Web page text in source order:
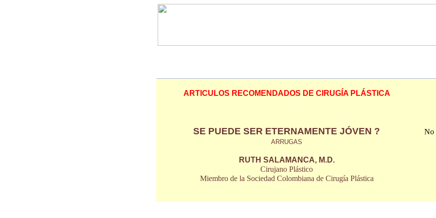
No
ARTICULOS RECOMENDADOS DE CIRUGÍ A PLÁSTICA
SE PUEDE SER ETERNAMENTE JÓVEN ?
ARRUGAS
RUTH SALAMANCA, M.D.
Cirujano Plástico
Miembro de la Sociedad Colombiana de Cirugía Plástica